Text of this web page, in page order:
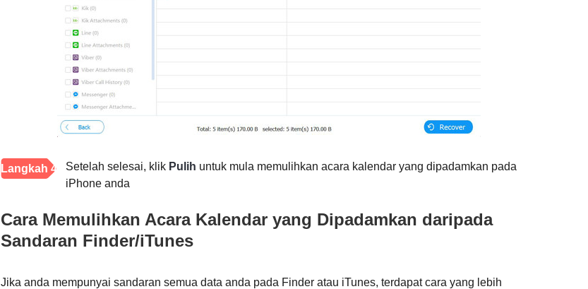
Langkah 4 Setelah selesai, klik Pulih untuk mula memulihkan acara kalendar yang dipadamkan pada
iPhone anda
Cara Memulihkan Acara Kalendar yang Dipadamkan daripada
Sandaran Finder/iTunes
Jika anda mempunyai sandaran semua data anda pada Finder atau iTunes, terdapat cara yang lebih